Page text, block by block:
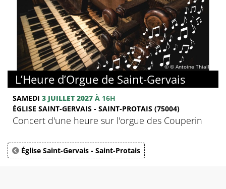
© © Antoine Thiallier
L’Heure d’Orgue de Saint-Gervais
SAMEDI 3 JUILLET 2027 À 16H
ÉGLISE SAINT-GERVAIS - SAINT-PROTAIS (75004)
Concert d'une heure sur l'orgue des Couperin
Église Saint-Gervais - Saint-Protais